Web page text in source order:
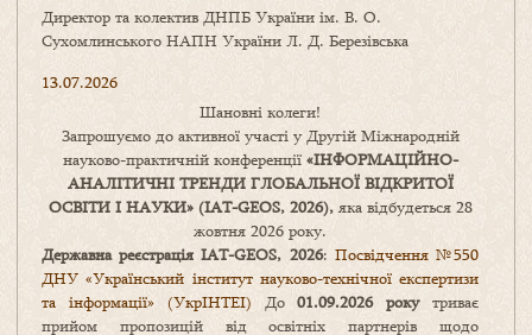
Директор та колектив ДНПБ України ім. В. О.
Сухомлинського НАПН України Л. Д. Березівська
13.07.2026
Шановні колеги!
Запрошуємо до активної участі у Другій Міжнародній
науково-практичній конференції «ІНФОРМАЦІЙНО-
АНАЛІТИЧНІ ТРЕНДИ ГЛОБАЛЬНОЇ ВІДКРИТОЇ
ОСВІТИ І НАУКИ» (IAT-GEOS, 2026),яка відбудеться 28
жовтня 2026 року.
Державна реєстрація IAT-GEOS, 2026: Посвідчення №550
ДНУ «Український інститут науково-технічної експертизи
та інформації» (УкрІНТЕІ) До01.09.2026 рокутриває
прийом пропозицій від освітніх партнерів щодо